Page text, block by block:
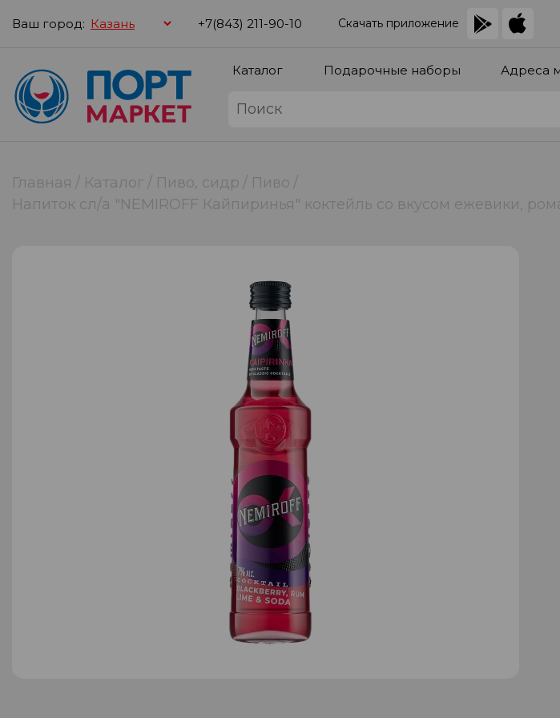
Ваш город: +7(843) 211-90-10 Скачать приложение
Каталог Подарочные наборы Адреса
Главная Каталог Пиво, сидр
Пиво
Напиток сл/а "NEMIROFF Кайпиринья" коктейль со вкусом ежевики,